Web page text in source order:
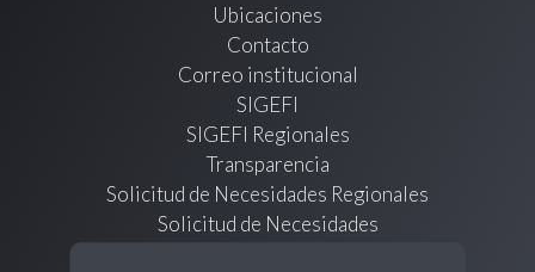
Ubicaciones
Contacto
Correo institucional
SIGEFI
SIGEFI Regionales
Transparencia
Solicitud de Necesidades Regionales
Solicitud de Necesidades